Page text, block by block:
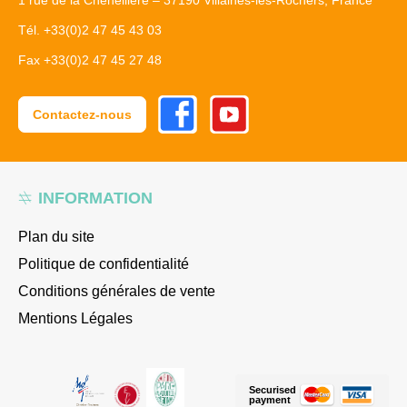
INFORMATION
Plan du site
Politique de confidentialité
Conditions générales de vente
Mentions Légales
Tél. +33(0)2 47 45 43 03
Fax +33(0)2 47 45 27 48
Securised
payment
Contactez-nous
FacebookYoutube